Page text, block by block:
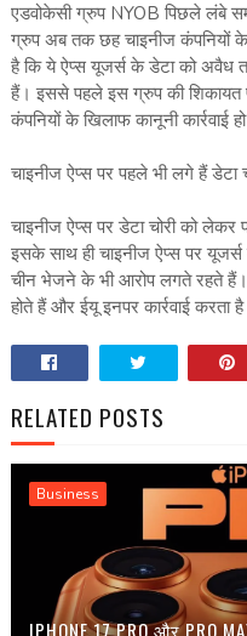
एडवोकेसी ग्रुप NYOB पिछले लंबे
ग्रुप अब तक छह चाइनीज कंपनियों
है कि ये ऐप्स यूजर्स के डेटा को अवैध
हैं। इससे पहले इस ग्रुप की
कंपनियों के खिलाफ कानूनी कार्रवाई
चाइनीज ऐप्स पर पहले भी लगे हैं डेटा
चाइनीज ऐप्स पर डेटा चोरी को
इसके साथ ही चाइनीज ऐप्स पर
चीन भेजने के भी आरोप लगते रहते हैं।
होते हैं और ईयू इनपर कार्रवाई करता
RELATED POSTS
Business
IPHONE 17 PRO और PRO